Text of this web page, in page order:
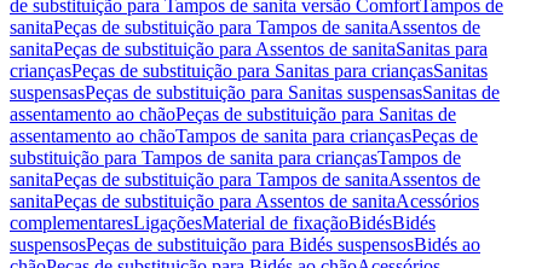
de substituição para Tampos de sanita versão ComfortTampos de
sanitaPeças de substituição para Tampos de sanitaAssentos de
sanitaPeças de substituição para Assentos de sanitaSanitas para
criançasPeças de substituição para Sanitas para criançasSanitas
suspensasPeças de substituição para Sanitas suspensasSanitas de
assentamento ao chãoPeças de substituição para Sanitas de
assentamento ao chãoTampos de sanita para criançasPeças de
substituição para Tampos de sanita para criançasTampos de
sanitaPeças de substituição para Tampos de sanitaAssentos de
sanitaPeças de substituição para Assentos de sanitaAcessórios
complementaresLigaçõesMaterial de fixaçãoBidésBidés
suspensosPeças de substituição para Bidés suspensosBidés ao